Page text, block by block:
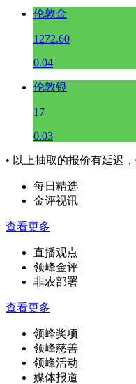
伦敦金
1272.60
0.04
伦敦银
17
0.03
• 以上抽取的报价有延迟
每日精选|
金评视讯|
查看更多
直播观点|
领峰金评|
非农部署
查看更多
领峰奖项|
领峰慈善|
领峰活动|
媒体报道